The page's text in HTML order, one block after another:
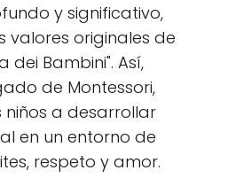
y significativo,
valores originales de
dei Bambini". Así,
de Montessori,
a desarrollar
en un entorno de
respeto y amor.